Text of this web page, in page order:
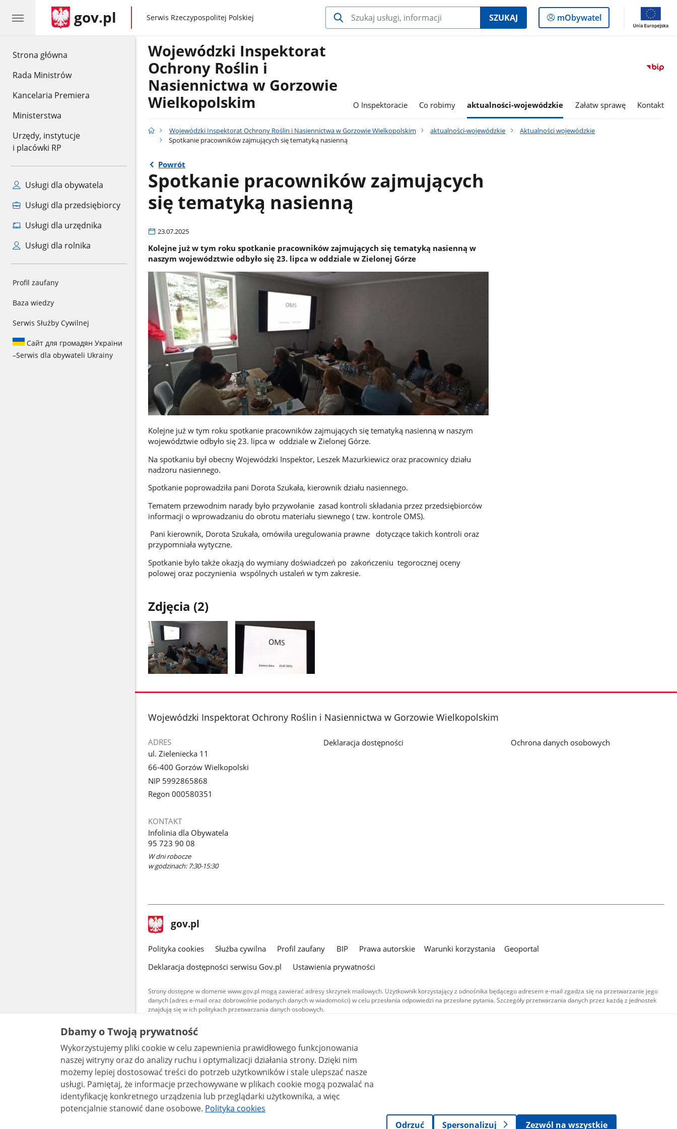
Strona główna
Rada Ministrów
Kancelaria Premiera
Ministerstwa
Urzędy, instytucje
i placówki RP
Usługi dla obywatela
Usługi dla przedsiębiorcy
Usługi dla urzędnika
Usługi dla rolnika
Profil zaufany
Baza wiedzy
Serwis Służby Cywilnej
Сайт для громадян України
–Serwis dla obywateli Ukrainy
gov.pl gov.pl
Serwis Rzeczypospolitej Polskiej SZUKAJ
Logowanie
do
mObywatel
Wojewódzki Inspektorat
Ochrony Roślin i
Nasiennictwa w Gorzowie
Wielkopolskim
O Inspektoracie Co robimy aktualności-wojewódzkie Załatw sprawę Kontakt
Wojewódzki Inspektorat Ochrony Roślin i Nasiennictwa w Gorzowie Wielkopolskim aktualności-wojewódzkie
Aktualności wojewódzkie
Spotkanie pracowników zajmujących się tematyką nasienną
Powrót
Spotkanie pracowników zajmujących
się tematyką nasienną
23.07.2025
Kolejne już w tym roku spotkanie pracowników zajmujących się tematyką nasienną w
naszym województwie odbyło się 23. lipca w oddziale w Zielonej Górze
Kolejne już w tym roku spotkanie pracowników zajmujących się tematyką nasienną w naszym
województwie odbyło się 23. lipca w oddziale w Zielonej Górze.
Na spotkaniu był obecny Wojewódzki Inspektor, Leszek Mazurkiewicz oraz pracownicy działu
nadzoru nasiennego.
Spotkanie poprowadziła pani Dorota Szukała, kierownik działu nasiennego.
Tematem przewodnim narady było przywołanie zasad kontroli składania przez przedsiębiorców
informacji o wprowadzaniu do obrotu materiału siewnego ( tzw. kontrole OMS).
Pani kierownik, Dorota Szukała, omówiła uregulowania prawne dotyczące takich kontroli oraz
przypomniała wytyczne.
Spotkanie było także okazją do wymiany doświadczeń po zakończeniu tegorocznej oceny
polowej oraz poczynienia wspólnych ustaleń w tym zakresie.
Zdjęcia (2)
galerii.
galerii.
stopka
Wojewódzki Inspektorat Ochrony Roślin i Nasiennictwa w Gorzowie Wielkopolskim
ADRES
ul. Zieleniecka 11
66-400 Gorzów Wielkopolski
NIP 5992865868
Regon 000580351
KONTAKT
Infolinia dla Obywatela
95 723 90 08
W dni robocze
w godzinach: 7:30-15:30
Deklaracja dostępności Ochrona danych osobowych
stopka
gov.pl Strona
gov.pl
gov.pl
Polityka cookies Służba cywilna Profil zaufany BIP Prawa autorskie Warunki korzystania
Geoportal
Deklaracja dostępności serwisu Gov.pl
Ustawienia prywatności
Strony dostępne w domenie www.gov.pl mogą zawierać adresy skrzynek mailowych. Użytkownik korzystający z odnośnika będącego adresem e-mail zgadza się na przetwarzanie jego
danych (adres e-mail oraz dobrowolnie podanych danych w wiadomości) w celu przesłania odpowiedzi na przesłane pytania. Szczegóły przetwarzania danych przez każdą z jednostek
znajdują się w ich politykach przetwarzania danych osobowych.
Treści tekstowe publikowane w serwisie (z wyłączeniem treści audiowizualnych), są
udostępniane na licencji typu Creative Commons: uznanie autorstwa - na tych samych
warunkach 4.0 (CC BY-SA 4.0). Materiały audiowizualne, w tym zdjęcia, materiały audio i wideo,
są udostępniane na licencji typu Creative Commons: uznanie autorstwa użycie niekomercyjne -
bez utworów zależnych 4.0 (CC BY-NC-ND 4.0), o ile nie jest to stwierdzone inaczej.
Dbamy o Twoją prywatność
Wykorzystujemy pliki cookie w celu zapewnienia prawidłowego funkcjonowania
naszej witryny oraz do analizy ruchu i optymalizacji działania strony. Dzięki nim
możemy lepiej dostosować treści do potrzeb użytkowników i stale ulepszać nasze
usługi. Pamiętaj, że informacje przechowywane w plikach cookie mogą pozwalać na
identyfikację konkretnego urządzenia lub przeglądarki użytkownika, a więc
potencjalnie stanowić dane osobowe. Polityka cookies
Odrzuć
Spersonalizuj Zezwól na wszystkie